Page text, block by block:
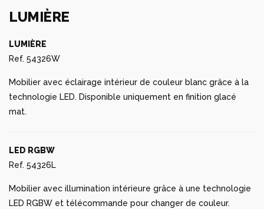
LUMIÈRE
LUMIÈRE
Ref. 54326W
Mobilier avec éclairage intérieur de couleur blanc grâce à la
technologie LED. Disponible uniquement en finition glacé
mat.
LED RGBW
Ref. 54326L
Mobilier avec illumination intérieure grâce à une technologie
LED RGBW et télécommande pour changer de couleur.